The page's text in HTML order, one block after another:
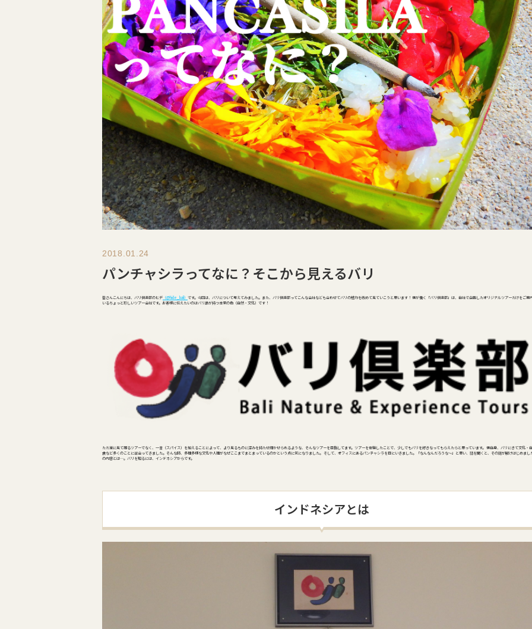
2018.01.24
パンチャシラってなに？そこから見えるバリ
皆さんこんにちは、バリ倶楽部のヒデ （＠hide_bali） です。今回は、バリについて考えてみました。また、バリ倶楽部ってこんな会社なども合わせてバリの魅力を改めて見ていこうと思います！ 僕が働く「バリ倶楽部」は、自社で企画したオリジナルツアーだけをご案
いるちょっと珍しいツアー会社です。お客様に伝えたいのはバリ島が持つ本来の色（自然・文化）です！
ただ単に見て周るツアーでなく、一言（スパイス）を加えることによって、より見るものに深みを持たせ輝かせられるような、そんなツアーを目指してます。ツアーを体験したことで、少しでもバリを好きなってもらえたらと思っています。 僕自身、バリにきて文化・
食など多くのことに出会ってきました。そんな時、多種多様な文化や人種がなぜここまでまとまっているのかという点に気になりました。 そして、オフィスにあるパンチャシラを目にいきました。「なんなんだろうな～」と思い、話を聞くと、その謎が解けはじめまし
の内容とは…。バリを知るには、インドネシアからです。
インドネシアとは